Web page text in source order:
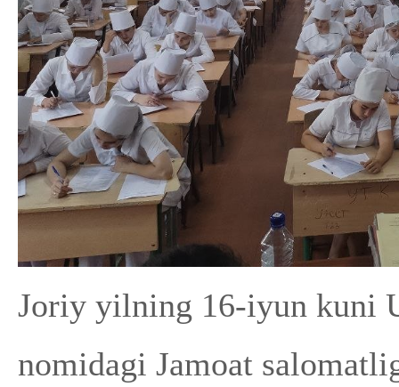
Joriy yilning 16-iyun kuni
nomidagi Jamoat